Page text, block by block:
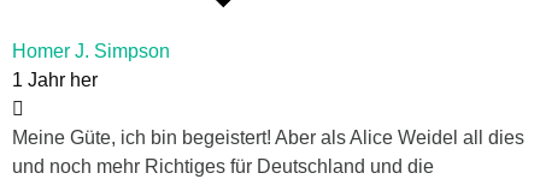
Homer J. Simpson
1 Jahr her
Meine Güte, ich bin begeistert! Aber als Alice Weidel all dies
und noch mehr Richtiges für Deutschland und die